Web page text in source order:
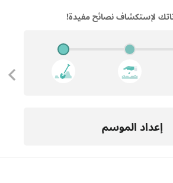
لإستكشاف نصائح مفيدة!
إعداد الموسم